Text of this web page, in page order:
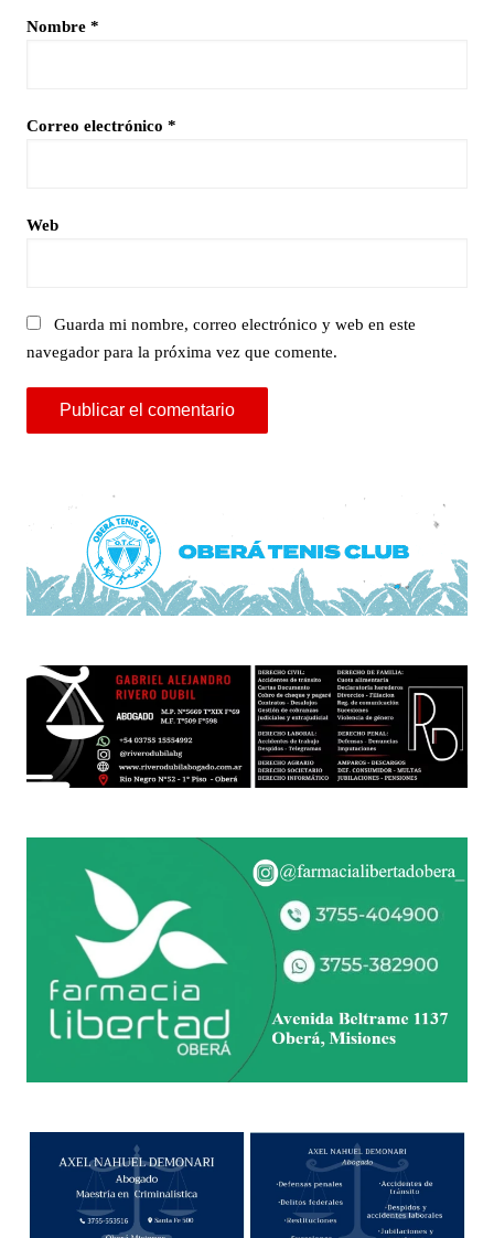
Nombre *
Correo electrónico *
Web
Guarda mi nombre, correo electrónico y web en este
navegador para la próxima vez que comente.